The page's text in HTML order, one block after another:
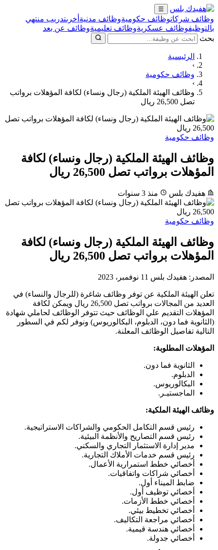
☰
وظائف شركاتوظائف حكوميةوظائف مدنية أخرىتدريب منتهي
بالتوظيفوظائف عسكريةوظائف تعليميةوظائف عن بعد
بحث
الرئيسية
›
وظائف حكومية
›
وظائف الهيئة الملكية (رجال ونساء) لكافة المؤهلات برواتب
تصل 26,500 ريال
وظائف حكومية
وظائف الهيئة الملكية (رجال ونساء) لكافة
المؤهلات برواتب تصل 26,500 ريال
هفيدك بلس منذ 3 سنوات
وظائف حكومية
وظائف الهيئة الملكية (رجال ونساء) لكافة
المؤهلات برواتب تصل 26,500 ريال
المصدر: هفيدك بلس 11 نوفمبر، 2023
تعلن الهيئة الملكية عن توفر وظائف شاغرة (للرجال والنساء) في
العديد من المجالات برواتب تصل 26,500 ريال ويمكن لكافة
المؤهلات التقديم علي الوظائف حيث تتوفر الوظائف لحاملي شهادة
(الثانوية فما دون، الدبلوم، البكالوريوس) ونوفر لكم في السطور
التالية تفاصيل الوظائف المعلنة.
المؤهلات المطلوبة:
الثانوية فما دون.
الدبلوم.
البكالوريوس.
الماجستيـر.
وظائف الهيئة الملكية:
رئيس قسم التكامل الحكومي والشراكات الاستراتيجية.
رئيس قسم التصاريح والأنظمة البيئية.
مدير إدارة الاستثمار التجاري والسكني.
رئيس قسم خدمات الأملاك التجارية.
أخصائي خطط استمرارية الأعمال.
أخصائي شراكات واتفاقيات.
ضابط الميناء أول.
أخصائي توظيف أول.
أخصائي خطط الأزمات.
أخصائي تخطيط بيئي.
أخصائي مراجعة التكاليف.
أخصائي هندسة قيمية.
أخصائي جدولة.